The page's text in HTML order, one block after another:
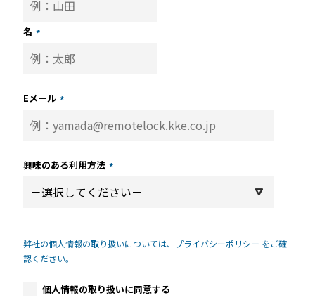
名 *
Eメール *
興味のある利用方法 *
弊社の個人情報の取り扱いについては、 プライバシーポリシー をご確
認ください。
個人情報の取り扱いに同意する